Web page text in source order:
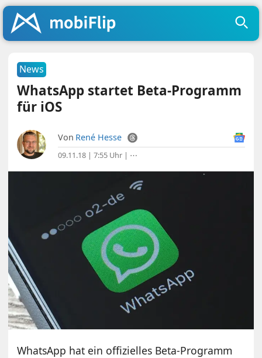
News
WhatsApp startet Beta-Programm
für iOS
Von René Hesse
09.11.18 | 7:55 Uhr | ⋯
WhatsApp hat ein offizielles Beta-Programm